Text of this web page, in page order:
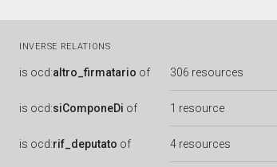
INVERSE RELATIONS
is ocd:altro_firmatario of 306 resources
is ocd:siComponeDi of 1 resource
is ocd:rif_deputato of 4 resources